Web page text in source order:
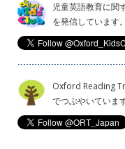
児童英語教育に関
を発信しています。
Oxford Reading
でつぶやいています